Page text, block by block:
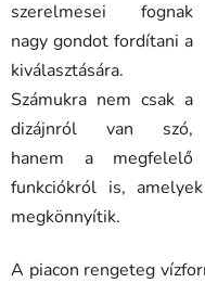
szerelmesei fognak
nagy gondot fordítani a
kiválasztására.
Számukra nem csak a
dizájnról van szó,
hanem a megfelelő
funkciókról is,
megkönnyítik.
A piacon rengeteg